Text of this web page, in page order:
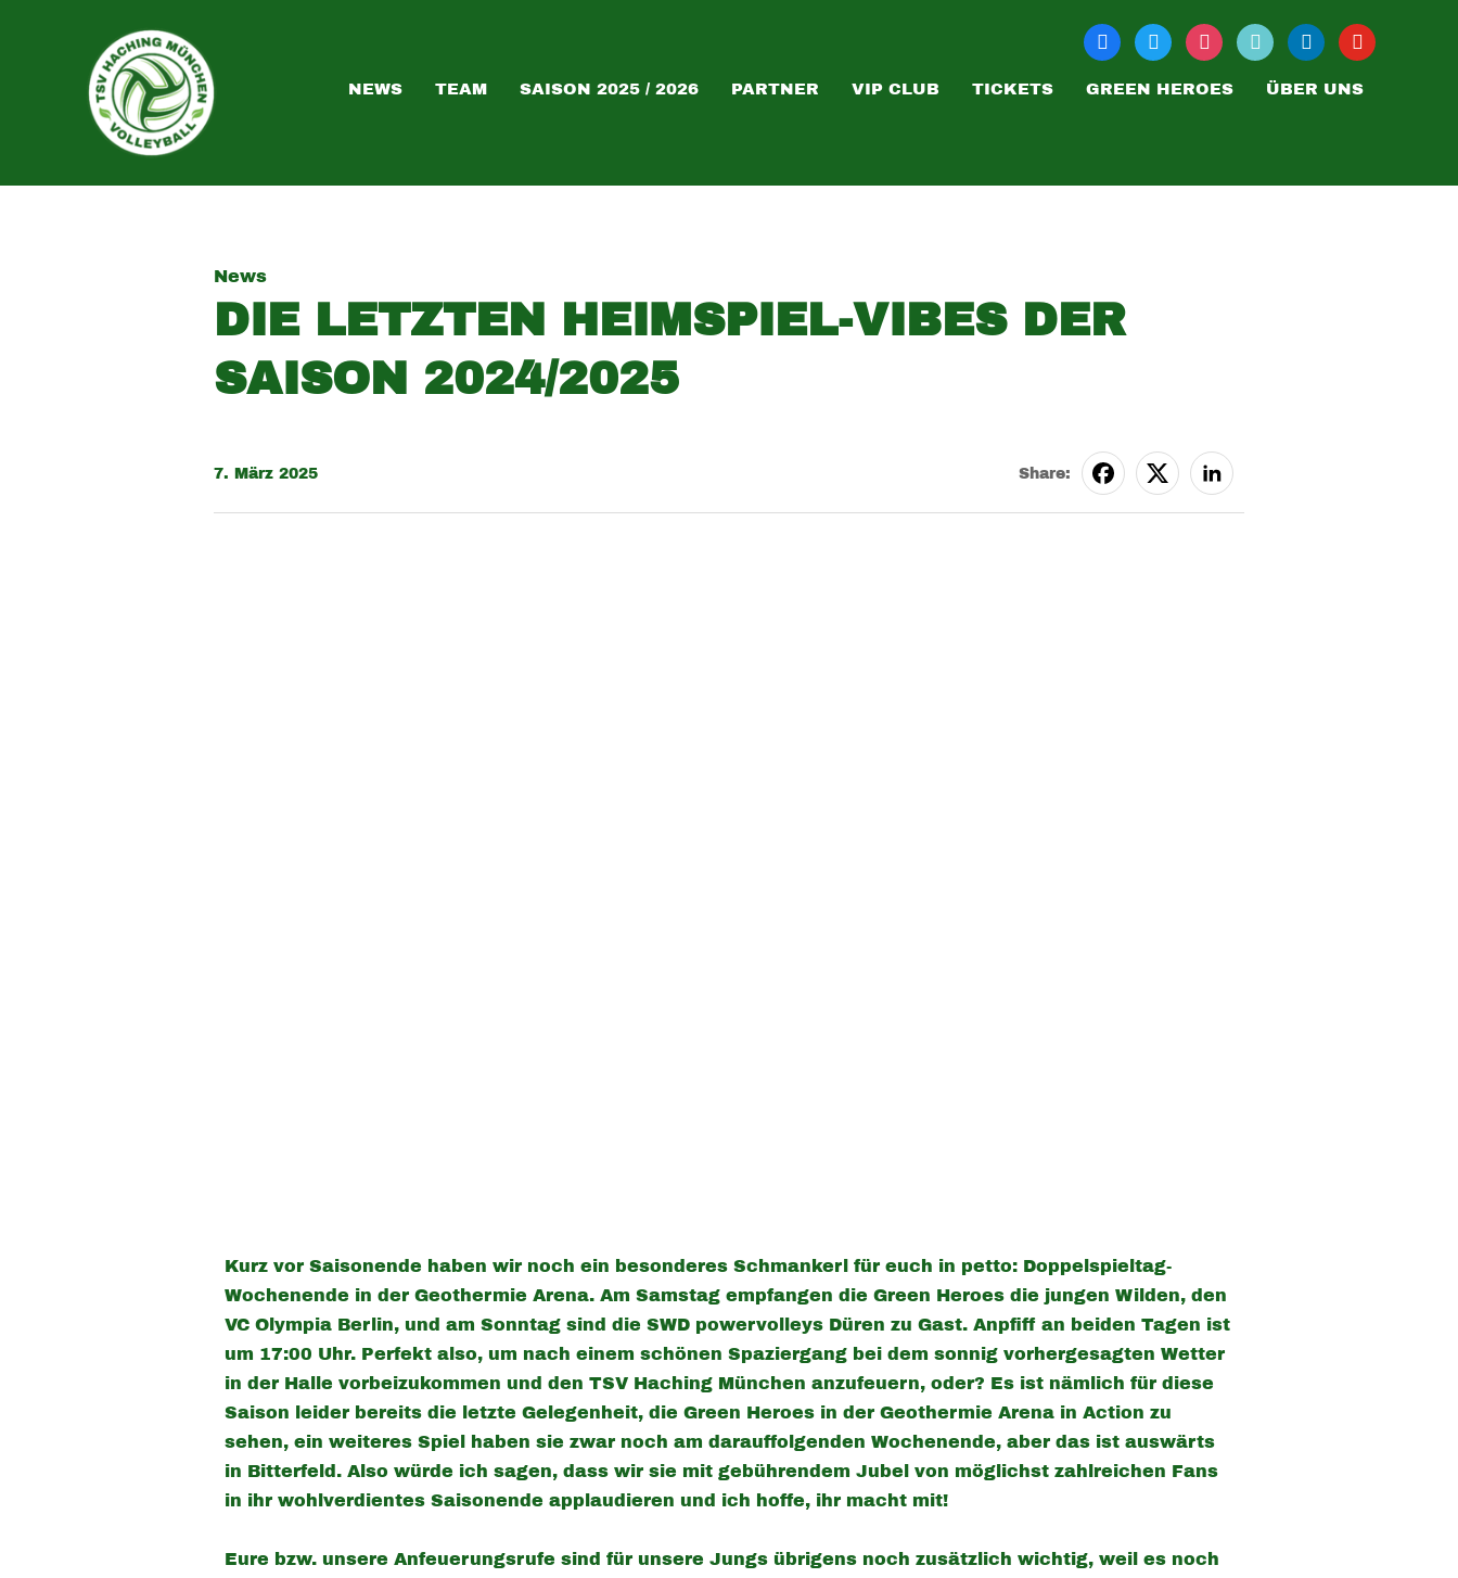
NEWS TEAM SAISON 2025 / 2026 PARTNER VIP CLUB TICKETS GREEN HEROES ÜBER UNS
News
DIE LETZTEN HEIMSPIEL-VIBES DER
SAISON 2024/2025
7. März 2025 Share:
Kurz vor Saisonende haben wir noch ein besonderes Schmankerl für euch in petto: Doppelspieltag-
Wochenende in der Geothermie Arena. Am Samstag empfangen die Green Heroes die jungen Wilden, den
VC Olympia Berlin, und am Sonntag sind die SWD powervolleys Düren zu Gast. Anpfiff an beiden Tagen ist
um 17:00 Uhr. Perfekt also, um nach einem schönen Spaziergang bei dem sonnig vorhergesagten Wetter
in der Halle vorbeizukommen und den TSV Haching München anzufeuern, oder? Es ist nämlich für diese
Saison leider bereits die letzte Gelegenheit, die Green Heroes in der Geothermie Arena in Action zu
sehen, ein weiteres Spiel haben sie zwar noch am darauffolgenden Wochenende, aber das ist auswärts
in Bitterfeld. Also würde ich sagen, dass wir sie mit gebührendem Jubel von möglichst zahlreichen Fans
in ihr wohlverdientes Saisonende applaudieren und ich hoffe, ihr macht mit!
Eure bzw. unsere Anfeuerungsrufe sind für unsere Jungs übrigens noch zusätzlich wichtig, weil es noch